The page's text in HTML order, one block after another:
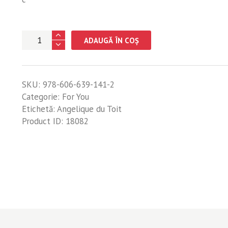
Cantitate
o
lume
care
se
ADAUGĂ ÎN COȘ
SKU: 978-606-639-141-2
Categorie: For You
Etichetă: Angelique du Toit
Product ID: 18082